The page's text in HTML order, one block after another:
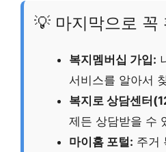
💡 마지막으로 꼭
복지멤버십 가입:
서비스를 알아서
복지로 상담센터
제든 상담받을 수
마이홈 포털: 주거